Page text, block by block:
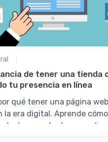
de tener una tienda
tu presencia en línea
qué tener una página
la era digital. Aprende
destacar entre la